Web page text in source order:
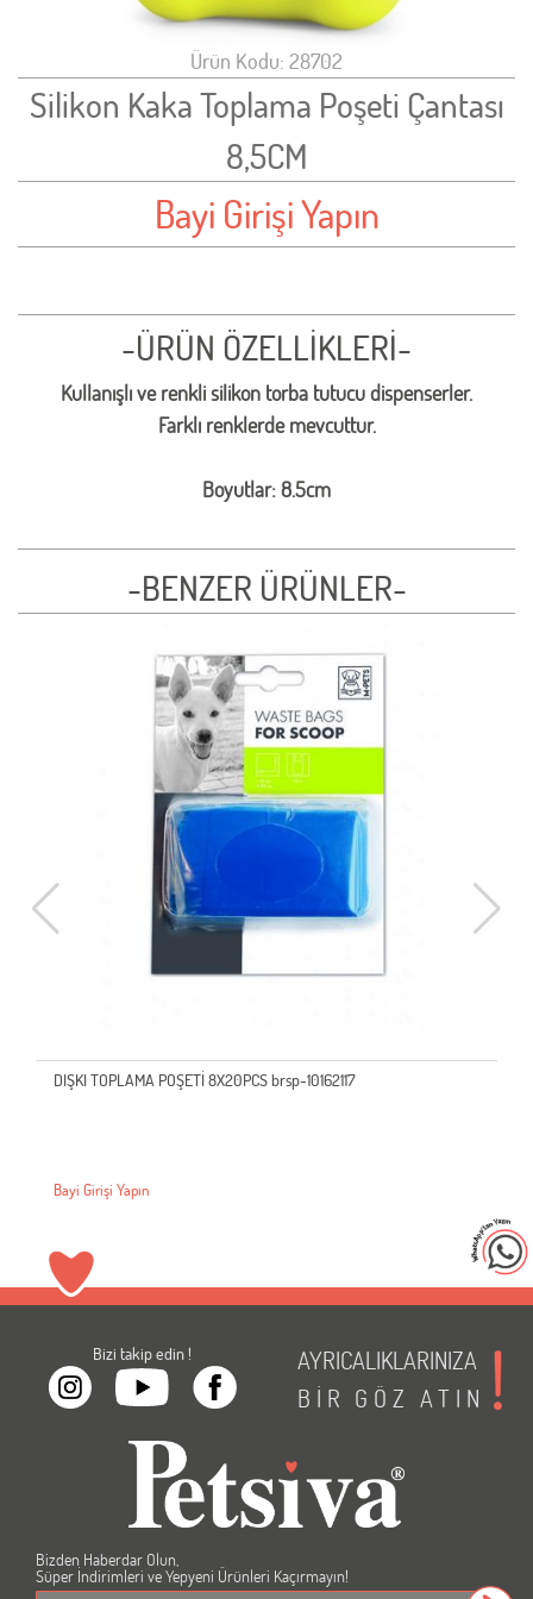
Ürün Kodu: 28702
Silikon Kaka Toplama Poşeti Çantası
8,5CM
Bayi Girişi Yapın
-ÜRÜN ÖZELLİKLERİ-
Kullanışlı ve renkli silikon torba tutucu dispenserler.
Farklı renklerde mevcuttur.
Boyutlar: 8.5cm
-BENZER ÜRÜNLER-
DIŞKI TOPLAMA POŞETİ 8X20PCS brsp-10162117
Bayi Girişi Yapın
Bizi takip edin !
AYRICALIKLARINIZA
BİR GÖZ ATIN
Bizden Haberdar Olun,
Süper İndirimleri ve Yepyeni Ürünleri Kaçırmayın!